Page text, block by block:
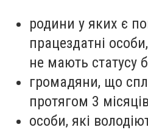
родини у яких є
працездатні
не мають статусу
громадяни, що
протягом 3
особи, які